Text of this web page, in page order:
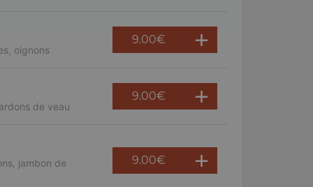
oignons
9.00€
de veau
9.00€
jambon de
9.00€